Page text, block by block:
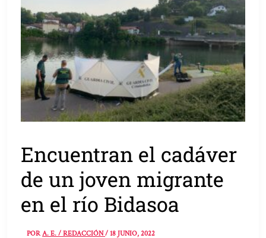
Encuentran el cadáver
de un joven migrante
en el río Bidasoa
PORA. E. / REDACCIÓN/18 JUNIO, 2022